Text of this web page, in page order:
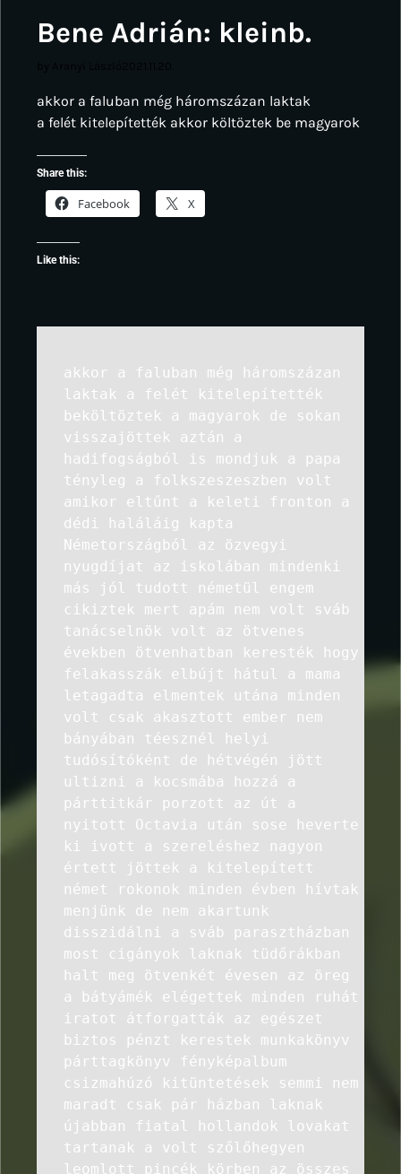
Bene Adrián: kleinb.
akkor a faluban még háromszázan laktak
a felét kitelepítették akkor költöztek be magyarok
Share this:
Facebook X
Like this:
akkor a faluban még háromszázan
laktak a felét kitelepítették
beköltöztek a magyarok de sokan
visszajöttek aztán a
hadifogságból is mondjuk a papa
tényleg a folkszeszeszben volt
amikor eltűnt a keleti fronton a
dédi haláláig kapta
Németországból az özvegyi
nyugdíjat az iskolában mindenki
más jól tudott németül engem
cikiztek mert apám nem volt sváb
tanácselnök volt az ötvenes
években ötvenhatban keresték hogy
felakasszák elbújt hátul a mama
letagadta elmentek utána minden
volt csak akasztott ember nem
bányában téesznél helyi
tudósítóként de hétvégén jött
ultizni a kocsmába hozzá a
párttitkár porzott az út a
nyitott Octavia után sose heverte
ki ivott a szereléshez nagyon
értett jöttek a kitelepített
német rokonok minden évben hívtak
menjünk de nem akartunk
disszidálni a sváb parasztházban
most cigányok laknak tüdőrákban
halt meg ötvenkét évesen az öreg
a bátyámék elégettek minden ruhát
iratot átforgatták az egészet
biztos pénzt kerestek munkakönyv
párttagkönyv fényképalbum
csizmahúzó kitüntetések semmi nem
maradt csak pár házban laknak
újabban fiatal hollandok lovakat
tartanak a volt szőlőhegyen
leomlott pincék körben az összes